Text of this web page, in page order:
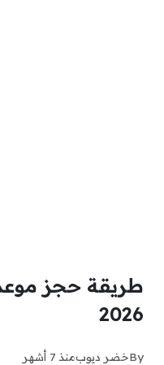
طريقة حجز
2026
Byخضر ديوبمنذ 7 أشهر